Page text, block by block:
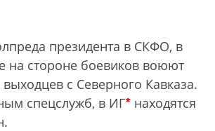
президента в СКФО, в
на стороне боевиков воюют
с Северного Кавказа.
спецслужб, в ИГ* находятся